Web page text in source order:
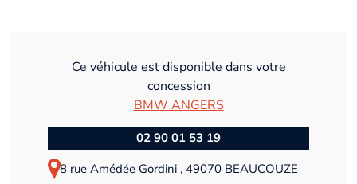
Ce véhicule est disponible dans votre
concession
BMW ANGERS
02 90 01 53 19
8 rue Amédée Gordini , 49070 BEAUCOUZE